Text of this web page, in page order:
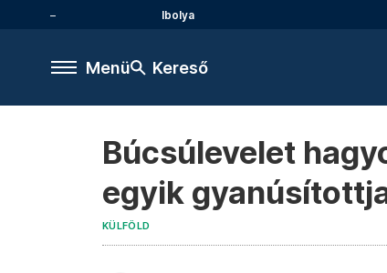
Ibolya
Menü Kereső
Búcsúlevelet
egyik
KÜLFÖLD